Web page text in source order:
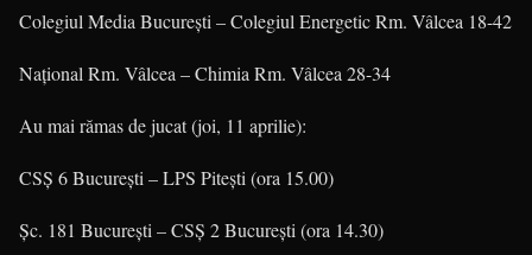
Colegiul Media Bucureşti – Colegiul Energetic Rm. Vâlcea 18-42
Naţional Rm. Vâlcea – Chimia Rm. Vâlcea 28-34
Au mai rămas de jucat (joi, 11 aprilie):
CSŞ 6 Bucureşti – LPS Piteşti (ora 15.00)
Şc. 181 Bucureşti – CSŞ 2 Bucureşti (ora 14.30)